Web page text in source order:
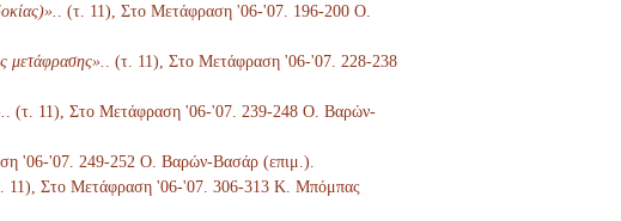
. (τ. 11), Στο Μετάφραση '06-'07. 196-200 Ο.
μετάφρασης».
. (τ. 11), Στο Μετάφραση '06-'07. 228-238
. (τ. 11), Στο Μετάφραση '06-'07. 239-248 Ο. Βαρών-
'06-'07. 249-252 Ο. Βαρών-Βασάρ (επιμ.).
11), Στο Μετάφραση '06-'07. 306-313 Κ. Μπόμπας